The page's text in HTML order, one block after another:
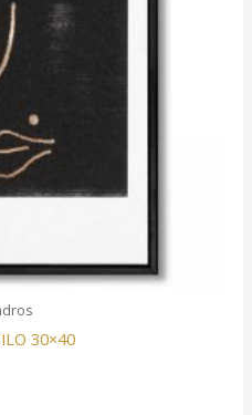
30×40